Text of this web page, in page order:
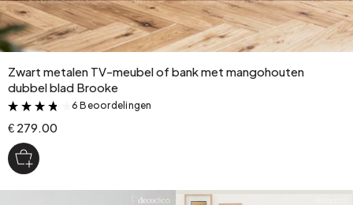
Zwart metalen TV-meubel of bank met mangohouten
dubbel blad Brooke
&
6 Beoordelingen
€ 279.00